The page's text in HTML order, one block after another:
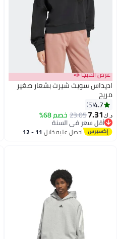
3
عرض الميجا 📣
اديداس سويت شيرت بشعار صغير
مريح
4.7
5
د.ك‏7.31
23.05خصم 68%
أقل سعر في السنة
أقل سعر في السنة
احصل عليه خلال 11 - 12